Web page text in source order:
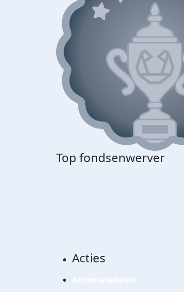
Top fondsenwerver
Acties